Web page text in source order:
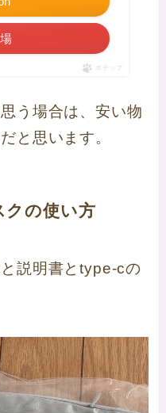
ポチップ
う場合は、安い物
と思います。
クの使い方
説明書とtype-cの